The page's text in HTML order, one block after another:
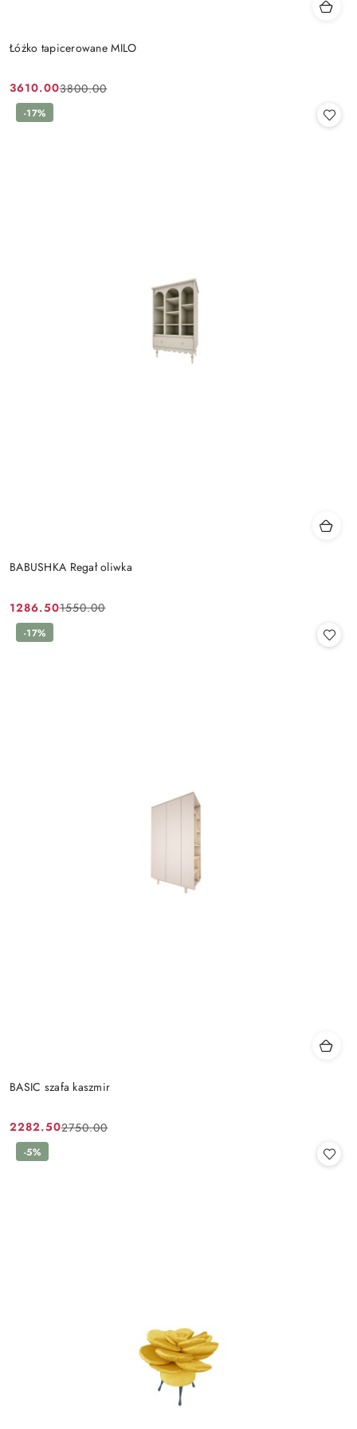
Łóżko tapicerowane MILO
Cena
promocyjna:
3610.00
Cena
przed
3800.00
BABUSHKA Regał oliwka
Cena
promocyjna:
1286.50
Cena
przed
1550.00
-17%
BASIC szafa kaszmir
Cena
promocyjna:
2282.50
Cena
przed
2750.00
-17%
-5%